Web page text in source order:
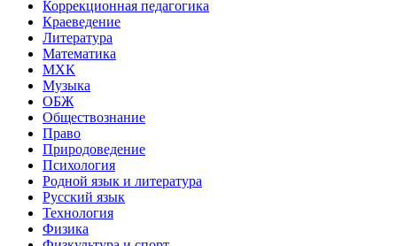
Коррекционная педагогика
Краеведение
Литература
Математика
МХК
Музыка
ОБЖ
Обществознание
Право
Природоведение
Психология
Родной язык и литература
Русский язык
Технология
Физика